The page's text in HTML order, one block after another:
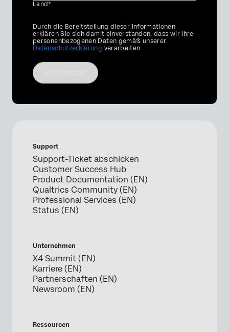
Land*
Privacy
Optin
Durch die Bereitstellung dieser Informationen
erklären Sie sich damit einverstanden, dass wir Ihre
personenbezogenen Daten gemäß unserer
Datenschutzerklärung verarbeiten
Support
Support-Ticket abschicken
Customer Success Hub
Product Documentation (EN)
Qualtrics Community (EN)
Professional Services (EN)
Status (EN)
Unternehmen
X4 Summit (EN)
Karriere (EN)
Partnerschaften (EN)
Newsroom (EN)
Ressourcen